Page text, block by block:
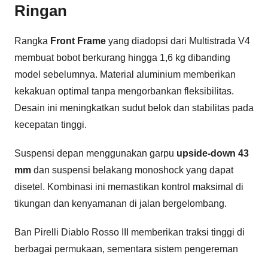
Ringan
Rangka Front Frame yang diadopsi dari Multistrada V4
membuat bobot berkurang hingga 1,6 kg dibanding
model sebelumnya. Material aluminium memberikan
kekakuan optimal tanpa mengorbankan fleksibilitas.
Desain ini meningkatkan sudut belok dan stabilitas pada
kecepatan tinggi.
Suspensi depan menggunakan garpu upside-down 43
mm dan suspensi belakang monoshock yang dapat
disetel. Kombinasi ini memastikan kontrol maksimal di
tikungan dan kenyamanan di jalan bergelombang.
Ban Pirelli Diablo Rosso III memberikan traksi tinggi di
berbagai permukaan, sementara sistem pengereman